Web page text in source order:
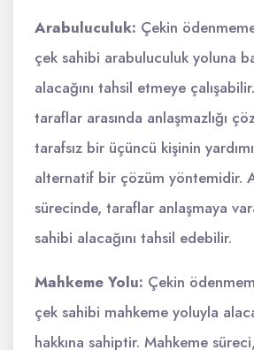
Arabuluculuk: Çekin
çek sahibi arabuluculuk yoluna
alacağını tahsil etmeye
taraflar arasında anlaşmazlığı
tarafsız bir üçüncü kişinin
alternatif bir çözüm yöntemidir.
sürecinde, taraflar anlaşmaya
sahibi alacağını tahsil edebilir.
Mahkeme Yolu: Çekin
çek sahibi mahkeme yoluyla
hakkına sahiptir. Mahkeme